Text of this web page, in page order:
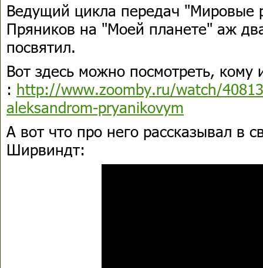
Ведущий цикла передач "Мировые
Пряников на "Моей планете" аж
посвятил.
Вот здесь можно посмотреть, кому
: http://www.zoomby.ru/watch/
aleksandrom-pryanikovym
А вот что про него рассказывал в
Ширвиндт: